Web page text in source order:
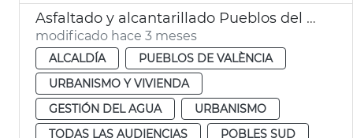
Asfaltado y alcantarillado Pueblos del Sur València
modificado hace 3 meses
ALCALDÍA
PUEBLOS DE VALÈNCIA
URBANISMO Y VIVIENDA
GESTIÓN DEL AGUA
URBANISMO
TODAS LAS AUDIENCIAS
POBLES SUD